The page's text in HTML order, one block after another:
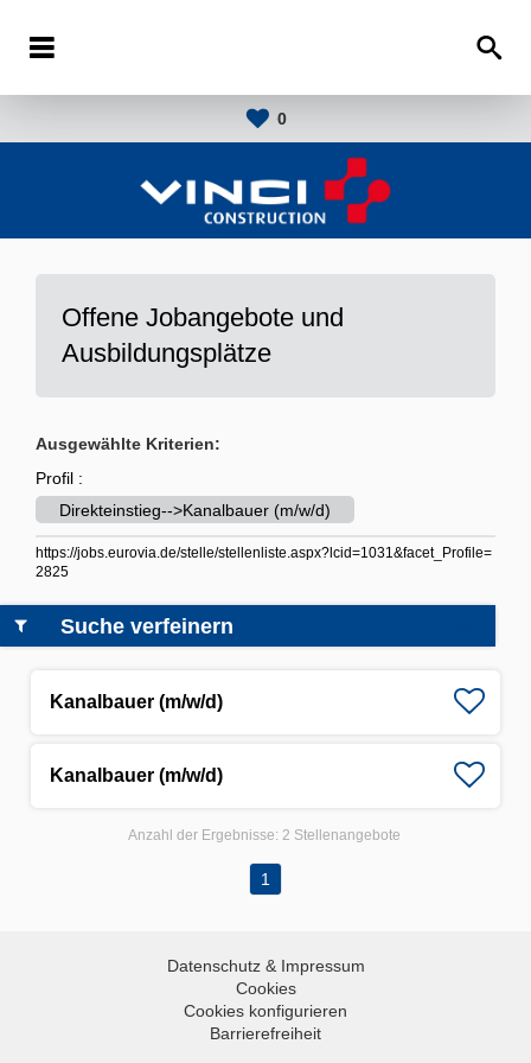
0
Offene Jobangebote und
Ausbildungsplätze
Ausgewählte Kriterien:
Profil :
Direkteinstieg-->Kanalbauer (m/w/d)
https://jobs.eurovia.de/stelle/stellenliste.aspx?lcid=1031&facet_Profile=
2825
Kanalbauer (m/w/d)
Kanalbauer (m/w/d)
Suche verfeinern
Anzahl der Ergebnisse: 2 Stellenangebote
1
Datenschutz & Impressum
Cookies
Cookies konfigurieren
Barrierefreiheit